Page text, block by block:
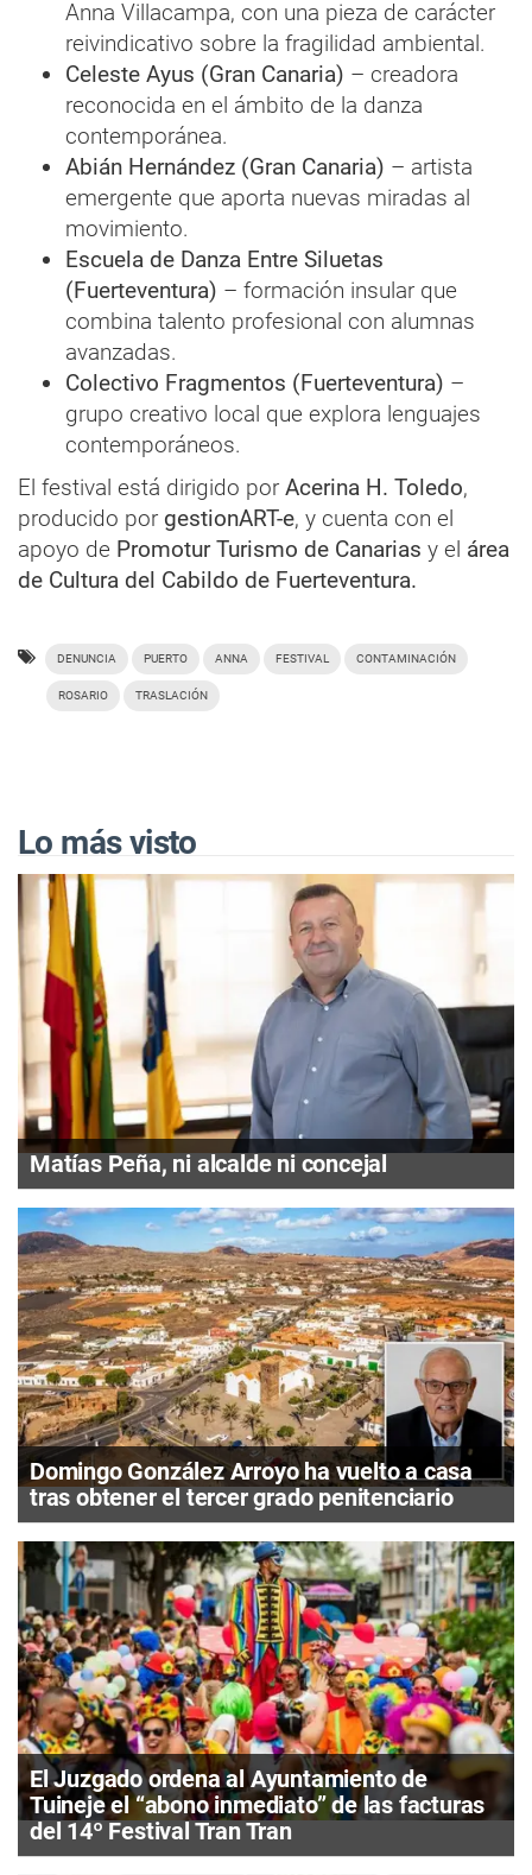
Anna Villacampa, con una pieza de carácter
reivindicativo sobre la fragilidad ambiental.
Celeste Ayus (Gran Canaria) – creadora
reconocida en el ámbito de la danza
contemporánea.
Abián Hernández (Gran Canaria) – artista
emergente que aporta nuevas miradas al
movimiento.
Escuela de Danza Entre Siluetas
(Fuerteventura) – formación insular que
combina talento profesional con alumnas
avanzadas.
Colectivo Fragmentos (Fuerteventura) –
grupo creativo local que explora lenguajes
contemporáneos.
El festival está dirigido por Acerina H. Toledo,
producido por gestionART-e, y cuenta con el
apoyo de Promotur Turismo de Canarias y el área
de Cultura del Cabildo de Fuerteventura.
DENUNCIA PUERTO ANNA FESTIVAL CONTAMINACIÓN
ROSARIO TRASLACIÓN
Lo más visto
Matías Peña, ni alcalde ni concejal
Domingo González Arroyo ha vuelto a casa
tras obtener el tercer grado penitenciario
El Juzgado ordena al Ayuntamiento de
Tuineje el “abono inmediato” de las facturas
del 14º Festival Tran Tran